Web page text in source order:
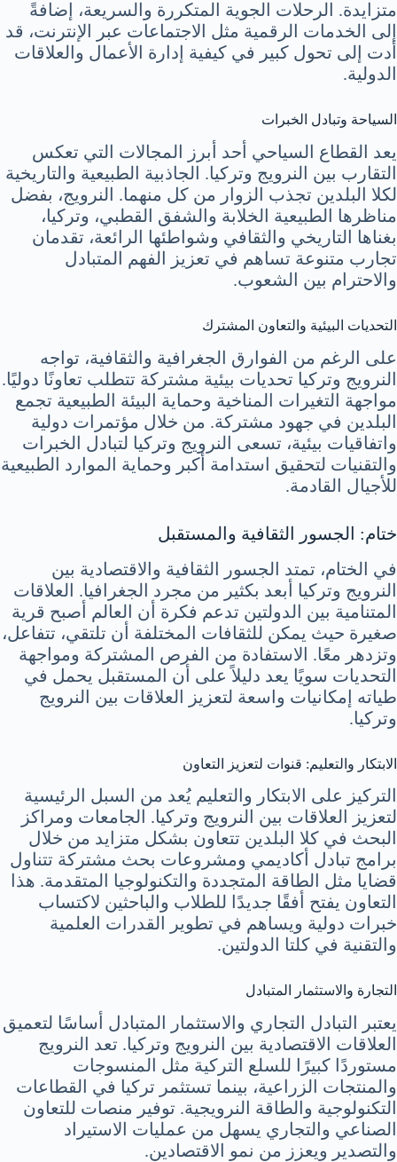
متزايدة. الرحلات الجوية المتكررة والسريعة، إضافةً
إلى الخدمات الرقمية مثل الاجتماعات عبر الإنترنت، قد
أدت إلى تحول كبير في كيفية إدارة الأعمال والعلاقات
الدولية.
السياحة وتبادل الخبرات
يعد القطاع السياحي أحد أبرز المجالات التي تعكس
التقارب بين النرويج وتركيا. الجاذبية الطبيعية والتاريخية
لكلا البلدين تجذب الزوار من كل منهما. النرويج، بفضل
مناظرها الطبيعية الخلابة والشفق القطبي، وتركيا،
بغناها التاريخي والثقافي وشواطئها الرائعة، تقدمان
تجارب متنوعة تساهم في تعزيز الفهم المتبادل
والاحترام بين الشعوب.
التحديات البيئية والتعاون المشترك
على الرغم من الفوارق الجغرافية والثقافية، تواجه
النرويج وتركيا تحديات بيئية مشتركة تتطلب تعاونًا دوليًا.
مواجهة التغيرات المناخية وحماية البيئة الطبيعية تجمع
البلدين في جهود مشتركة. من خلال مؤتمرات دولية
واتفاقيات بيئية، تسعى النرويج وتركيا لتبادل الخبرات
والتقنيات لتحقيق استدامة أكبر وحماية الموارد الطبيعية
للأجيال القادمة.
ختام: الجسور الثقافية والمستقبل
في الختام، تمتد الجسور الثقافية والاقتصادية بين
النرويج وتركيا أبعد بكثير من مجرد الجغرافيا. العلاقات
المتنامية بين الدولتين تدعم فكرة أن العالم أصبح قرية
صغيرة حيث يمكن للثقافات المختلفة أن تلتقي، تتفاعل،
وتزدهر معًا. الاستفادة من الفرص المشتركة ومواجهة
التحديات سويًا يعد دليلاً على أن المستقبل يحمل في
طياته إمكانيات واسعة لتعزيز العلاقات بين النرويج
وتركيا.
الابتكار والتعليم: قنوات لتعزيز التعاون
التركيز على الابتكار والتعليم يُعد من السبل الرئيسية
لتعزيز العلاقات بين النرويج وتركيا. الجامعات ومراكز
البحث في كلا البلدين تتعاون بشكل متزايد من خلال
برامج تبادل أكاديمي ومشروعات بحث مشتركة تتناول
قضايا مثل الطاقة المتجددة والتكنولوجيا المتقدمة. هذا
التعاون يفتح أفقًا جديدًا للطلاب والباحثين لاكتساب
خبرات دولية ويساهم في تطوير القدرات العلمية
والتقنية في كلتا الدولتين.
التجارة والاستثمار المتبادل
يعتبر التبادل التجاري والاستثمار المتبادل أساسًا لتعميق
العلاقات الاقتصادية بين النرويج وتركيا. تعد النرويج
مستوردًا كبيرًا للسلع التركية مثل المنسوجات
والمنتجات الزراعية، بينما تستثمر تركيا في القطاعات
التكنولوجية والطاقة النرويجية. توفير منصات للتعاون
الصناعي والتجاري يسهل من عمليات الاستيراد
والتصدير ويعزز من نمو الاقتصادين.